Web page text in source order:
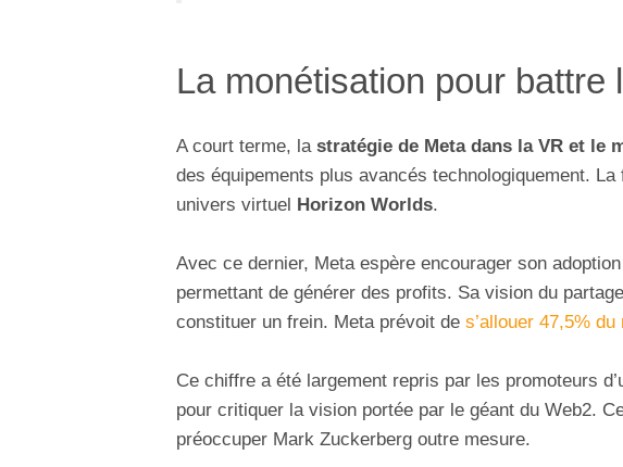
La monétisation pour battre
A court terme, lastratégie de Meta dans la VR et le
des équipements plus avancés technologiquement.
univers virtuel Horizon Worlds.
Avec ce dernier, Meta espère encourager son
permettant de générer des profits. Sa vision du
constituer un frein. Meta prévoit de s’allouer 47,5%
Ce chiffre a été largement repris par les promoteurs
pour critiquer la vision portée par le géant du Web2.
préoccuper Mark Zuckerberg outre mesure.